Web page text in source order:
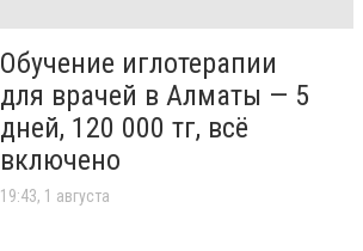
Обучение иглотерапии
для врачей в Алматы — 5
дней, 120 000 тг, всё
включено
19:43, 1 августа